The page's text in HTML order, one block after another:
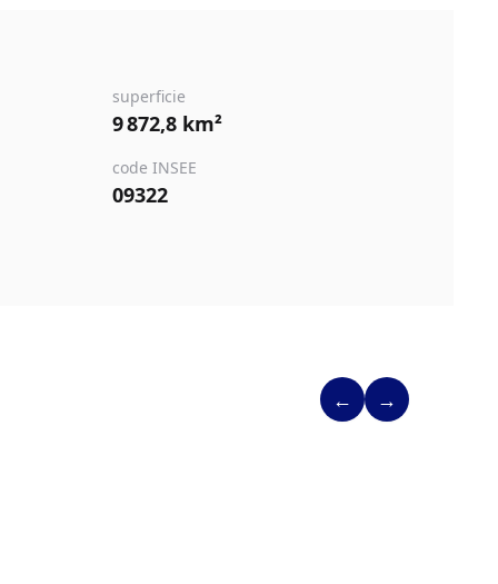
superficie
9 872,8 km²
code INSEE
09322
← →